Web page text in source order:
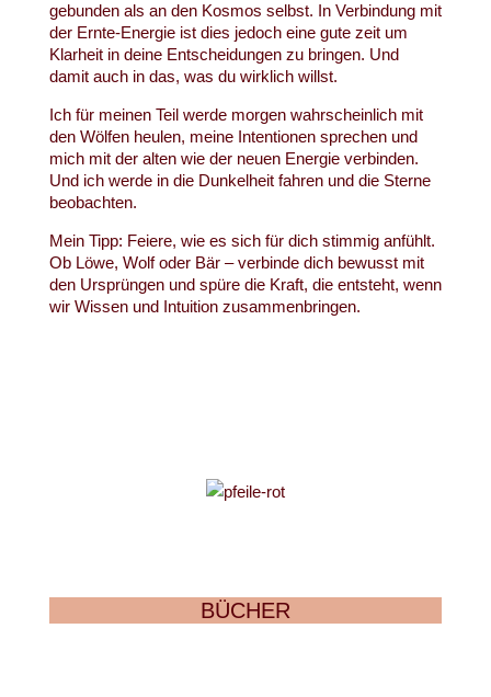
gebunden als an den Kosmos selbst. In Verbindung mit
der Ernte-Energie ist dies jedoch eine gute zeit um
Klarheit in deine Entscheidungen zu bringen. Und
damit auch in das, was du wirklich willst.
Ich für meinen Teil werde morgen wahrscheinlich mit
den Wölfen heulen, meine Intentionen sprechen und
mich mit der alten wie der neuen Energie verbinden.
Und ich werde in die Dunkelheit fahren und die Sterne
beobachten.
Mein Tipp: Feiere, wie es sich für dich stimmig anfühlt.
Ob Löwe, Wolf oder Bär – verbinde dich bewusst mit
den Ursprüngen und spüre die Kraft, die entsteht, wenn
wir Wissen und Intuition zusammenbringen.
BÜCHER